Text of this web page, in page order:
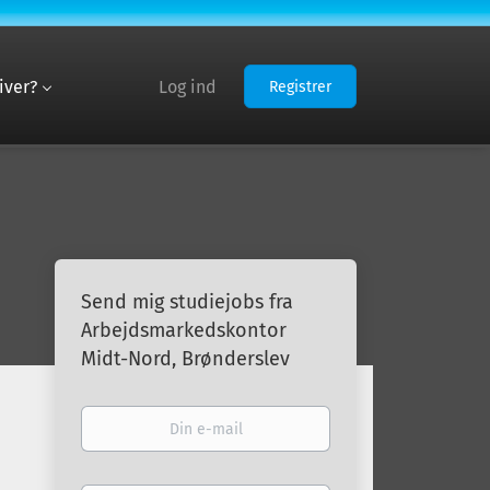
Log ind Registrer
Send mig studiejobs fra
Arbejdsmarkedskontor
Midt-Nord, Brønderslev
Din